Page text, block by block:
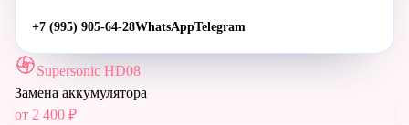
+7 (995) 905-64-28WhatsAppTelegram
Supersonic HD08
Замена аккумулятора
от 2 400 ₽